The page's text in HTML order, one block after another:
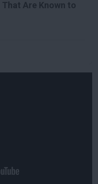
Are Known to